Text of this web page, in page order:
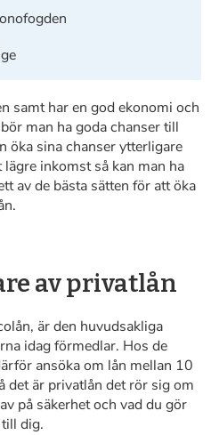
samt har en god ekonomi och
man ha goda chanser till
öka sina chanser ytterligare
inkomst så kan man ha
av de bästa sätten för att öka
av privatlån
är den huvudsakliga
idag förmedlar. Hos de
ansöka om lån mellan 10
är privatlån det rör sig om
på säkerhet och vad du gör
dig.